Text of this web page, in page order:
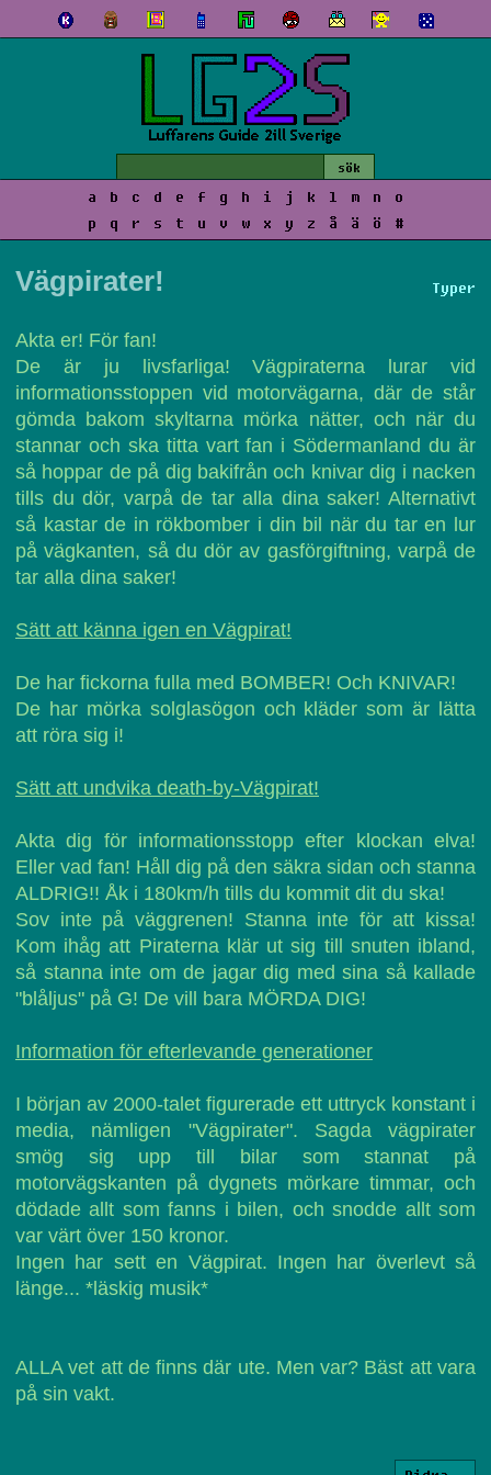
a b c d e f g h i j k l m n
o
p
q r s t u v w x y z å ä ö #
Typer
Vägpirater!
Akta er! För fan!
De är ju livsfarliga! Vägpiraterna lurar vid
informationsstoppen vid motorvägarna, där de står
gömda bakom skyltarna mörka nätter, och när du
stannar och ska titta vart fan i Södermanland du är
så hoppar de på dig bakifrån och knivar dig i nacken
tills du dör, varpå de tar alla dina saker! Alternativt
så kastar de in rökbomber i din bil när du tar en lur
på vägkanten, så du dör av gasförgiftning, varpå de
tar alla dina saker!
Sätt att känna igen en Vägpirat!
De har fickorna fulla med BOMBER! Och KNIVAR!
De har mörka solglasögon och kläder som är lätta
att röra sig i!
Sätt att undvika death-by-Vägpirat!
Akta dig för informationsstopp efter klockan elva!
Eller vad fan! Håll dig på den säkra sidan och stanna
ALDRIG!! Åk i 180km/h tills du kommit dit du ska!
Sov inte på väggrenen! Stanna inte för att kissa!
Kom ihåg att Piraterna klär ut sig till snuten ibland,
så stanna inte om de jagar dig med sina så kallade
"blåljus" på G! De vill bara MÖRDA DIG!
Information för efterlevande generationer
I början av 2000-talet figurerade ett uttryck konstant i
media, nämligen "Vägpirater". Sagda vägpirater
smög sig upp till bilar som stannat på
motorvägskanten på dygnets mörkare timmar, och
dödade allt som fanns i bilen, och snodde allt som
var värt över 150 kronor.
Ingen har sett en Vägpirat. Ingen har överlevt så
länge... *läskig musik*
ALLA vet att de finns där ute. Men var? Bäst att vara
på sin vakt.